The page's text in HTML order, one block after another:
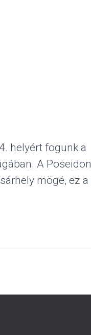
helyért fogunk a
A Poseidon
mögé, ez a